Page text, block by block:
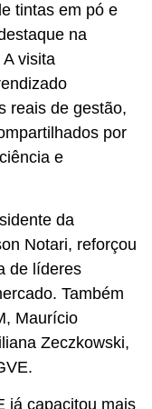
tintas em pó e
na
visita
reais de gestão,
por
e
da
Notari, reforçou
de líderes
Também
Maurício
Zeczkowski,
já capacitou mais